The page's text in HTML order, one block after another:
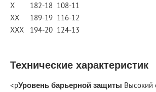
X
182-18 108-11
XX
189-19 116-12
XXX
194-20 124-13
Технические характеристик
<pУровень барьерной защиты Высокий